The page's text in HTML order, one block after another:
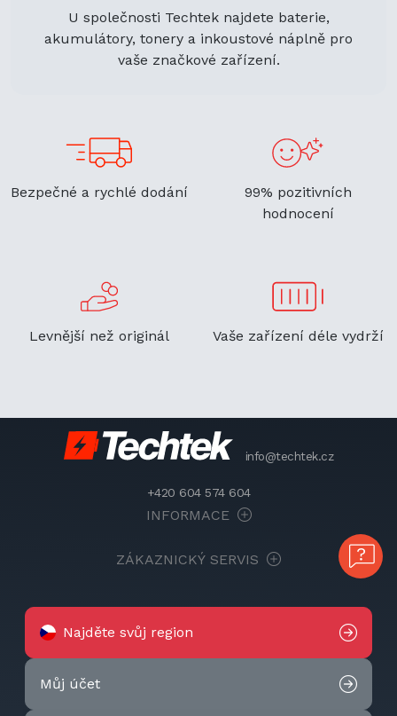
U společnosti Techtek najdete baterie,
akumulátory, tonery a inkoustové náplně pro
vaše značkové zařízení.
Bezpečné a rychlé dodání
99% pozitivních
hodnocení
Levnější než originál Vaše zařízení déle vydrží
info@techtek.cz
+420 604 574 604
INFORMACE
ZÁKAZNICKÝ SERVIS
Najděte svůj region
Můj účet